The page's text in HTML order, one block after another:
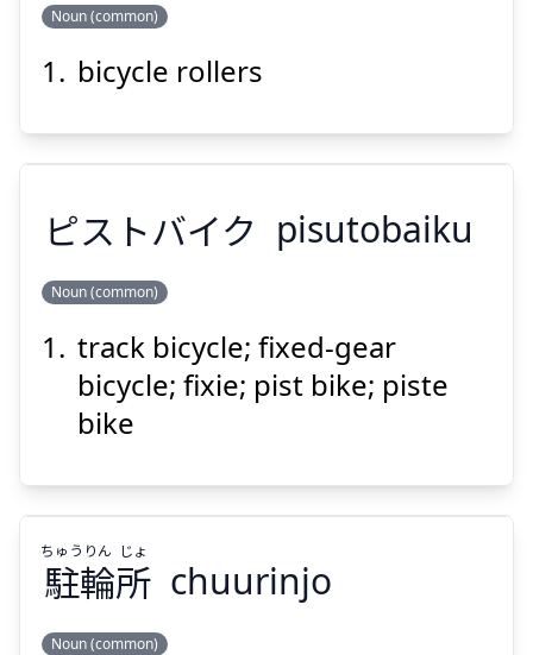
Suspend
だい
Suspend
Noun (common)
bicycle rollers
ピストバイク
Show answer
Suspend
ピストバイク pisutobaiku
Noun (common)
track bicycle; fixed-gear
bicycle; fixie; pist bike; piste
bike
駐輪所
ちゅう りん じょ
chuurinjo
Noun (common)